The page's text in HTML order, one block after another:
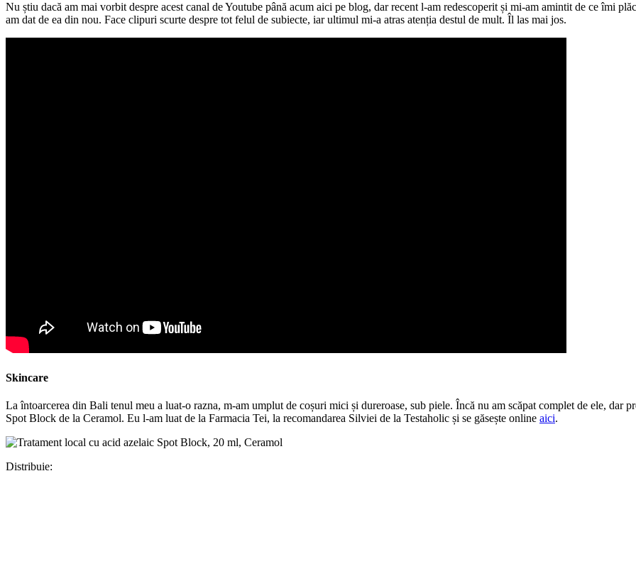
Nu știu dacă am mai vorbit despre acest canal de Youtube până acum aici pe blog, dar recent l-am redescoperit și mi-am amintit de ce îmi
am dat de ea din nou. Face clipuri scurte despre tot felul de subiecte, iar ultimul mi-a atras atenția destul de mult. Îl las mai jos.
Skincare
La întoarcerea din Bali tenul meu a luat-o razna, m-am umplut de coșuri mici și dureroase, sub piele. Încă nu am scăpat complet de ele, dar
Spot Block de la Ceramol. Eu l-am luat de la Farmacia Tei, la recomandarea Silviei de la Testaholic și se găsește online aici.
Distribuie: